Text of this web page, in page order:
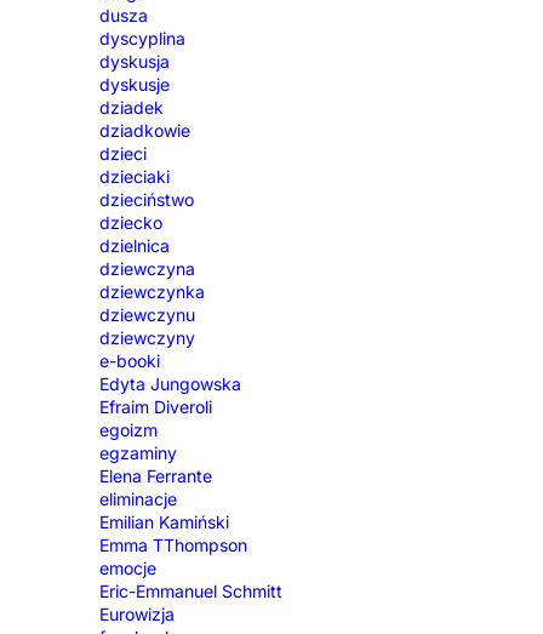
dusza
dyscyplina
dyskusja
dyskusje
dziadek
dziadkowie
dzieci
dzieciaki
dzieciństwo
dziecko
dzielnica
dziewczyna
dziewczynka
dziewczynu
dziewczyny
e-booki
Edyta Jungowska
Efraim Diveroli
egoizm
egzaminy
Elena Ferrante
eliminacje
Emilian Kamiński
Emma TThompson
emocje
Eric-Emmanuel Schmitt
Eurowizja